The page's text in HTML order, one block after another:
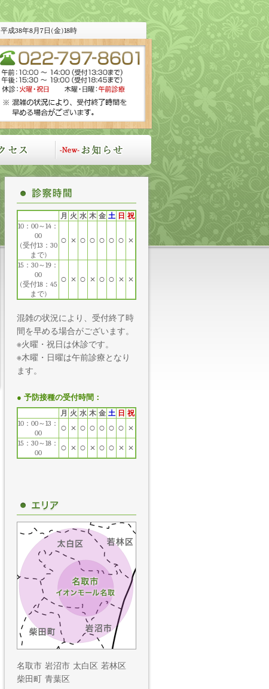
平成38年8月7日(金)18時
月 火 水 木 金 土 日 祝
10：00～14：
00
(受付13：30
まで)
○ × ○ ○ ○ ○ ○ ×
15：30～19：
00
(受付18：45
まで)
○ × ○ × ○ ○ × ×
混雑の状況により、受付終了時
間を早める場合がございます。
※火曜・祝日は休診です。
※木曜・日曜は午前診療となり
ます。
● 予防接種の受付時間：
月 火 水 木 金 土 日 祝
10：00～13：
00
○ × ○ ○ ○ ○ ○ ×
15：30～18：
00
○ × ○ × ○ ○ × ×
名取市 岩沼市 太白区 若林区
柴田町 青葉区